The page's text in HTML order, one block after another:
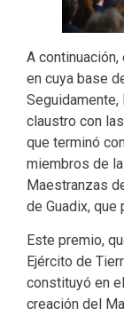
A continuación,
en cuya base
Seguidamente,
claustro con
que terminó
miembros de
Maestranzas
de Guadix, que
Este premio,
Ejército de
constituyó en
creación del